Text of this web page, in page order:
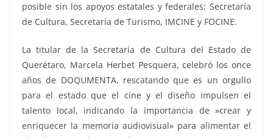
posible sin los apoyos estatales y federales: Secretaría
de Cultura, Secretaría de Turismo, IMCINE y FOCINE.
La titular de la Secretaría de Cultura del Estado de
Querétaro, Marcela Herbet Pesquera, celebró los once
años de DOQUMENTA, rescatando que es un orgullo
para el estado que el cine y el diseño impulsen el
talento local, indicando la importancia de »crear y
enriquecer la memoria audiovisual» para alimentar el